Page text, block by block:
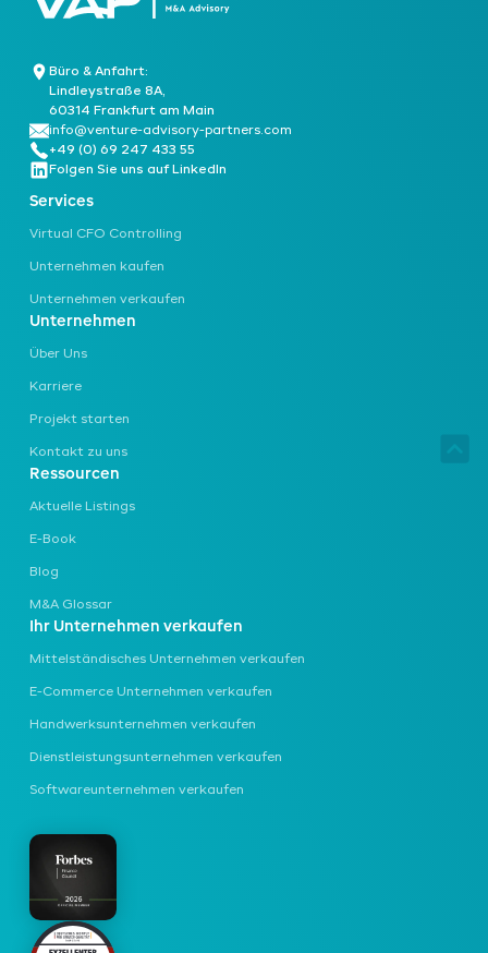
Büro & Anfahrt:
Lindleystraße 8A,
60314 Frankfurt am Main
info@venture-advisory-partners.com
+49 (0) 69 247 433 55
Folgen Sie uns auf LinkedIn
Services
Virtual CFO Controlling
Unternehmen kaufen
Unternehmen verkaufen
Unternehmen
Über Uns
Karriere
Projekt starten
Kontakt zu uns
Ressourcen
Aktuelle Listings
E-Book
Blog
M&A Glossar
Ihr Unternehmen verkaufen
Mittelständisches Unternehmen verkaufen
E-Commerce Unternehmen verkaufen
Handwerksunternehmen verkaufen
Dienstleistungsunternehmen verkaufen
Softwareunternehmen verkaufen